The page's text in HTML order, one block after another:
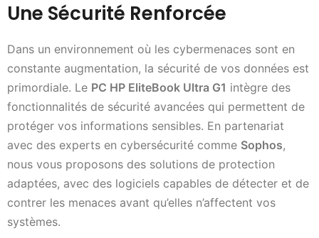
Une Sécurité Renforcée
Dans un environnement où les cybermenaces sont en
constante augmentation, la sécurité de vos données est
primordiale. Le PC HP EliteBook Ultra G1 intègre des
fonctionnalités de sécurité avancées qui permettent de
protéger vos informations sensibles. En partenariat
avec des experts en cybersécurité comme Sophos,
nous vous proposons des solutions de protection
adaptées, avec des logiciels capables de détecter et de
contrer les menaces avant qu’elles n’affectent vos
systèmes.